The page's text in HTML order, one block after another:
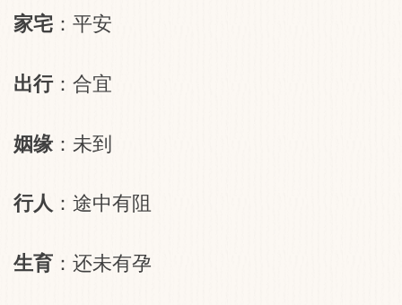
家宅：平安
出行：合宜
姻缘：未到
行人 ：途中有阻
生育：还未有孕